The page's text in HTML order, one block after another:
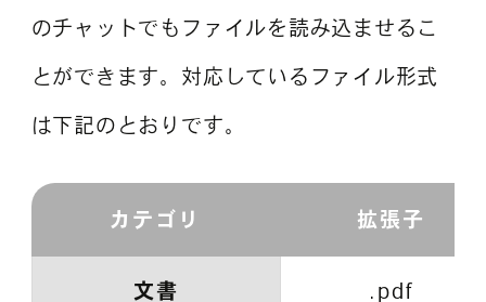
のチャットでもファイルを読み込ませるこ
とができます。対応しているファイル形式
は下記のとおりです。
カテゴリ 拡張子
文書 .pdf